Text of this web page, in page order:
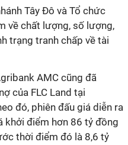
Tây Đô và Tổ chức
về chất lượng, số lượng,
trạng tranh chấp về tài
AMC cũng đã
của FLC Land tại
đó, phiên đấu giá diễn ra
khởi điểm hơn 86 tỷ đồng
thời điểm đó là 8,6 tỷ